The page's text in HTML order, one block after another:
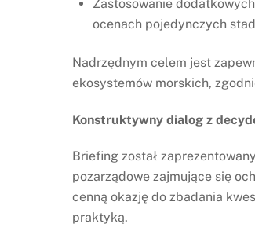
Zastosowanie
ocenach pojedynczych
Nadrzędnym celem jest
ekosystemów morskich,
Konstruktywny dialog z
Briefing został
pozarządowe zajmujące się
cenną okazję do zbadania
praktyką.